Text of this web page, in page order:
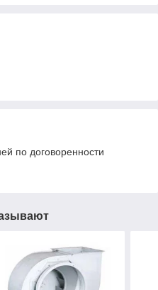
по договоренности